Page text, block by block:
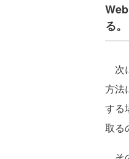
る。
次
方法
する
取る